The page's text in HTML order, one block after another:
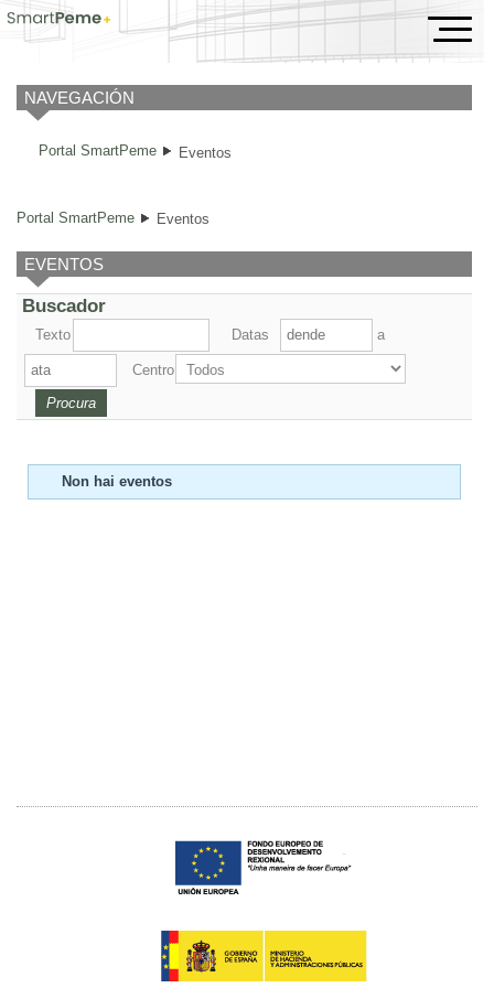
Eventos
NAVEGACIÓN
Portal SmartPeme Eventos
Portal SmartPeme Eventos
EVENTOS
Buscador
Texto Datas a
Centro
Non hai eventos